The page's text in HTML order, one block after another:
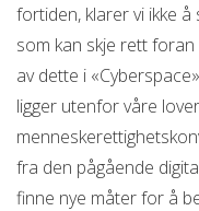
fortiden, klarer vi ikke
som kan skje rett
av dette i
ligger utenfor våre
fra den pågående
finne nye måter for å